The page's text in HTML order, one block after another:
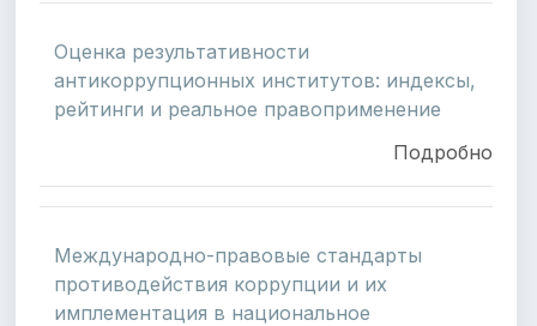
Оценка результативности
антикоррупционных институтов: индексы,
рейтинги и реальное правоприменение
Подробно
Международно-правовые стандарты
противодействия коррупции и их
имплементация в национальное